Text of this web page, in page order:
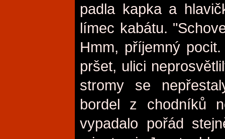
padla kapka a
límec kabátu.
Hmm, příjemný
pršet, ulici
stromy se
bordel z chodníků
vypadalo pořád